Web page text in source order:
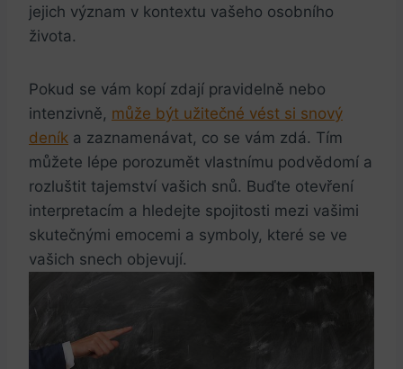
jejich význam v kontextu vašeho osobního
života.
Pokud se vám kopí zdají pravidelně nebo
intenzivně, může být užitečné vést si snový
deník a zaznamenávat, co se vám zdá. Tím
můžete lépe porozumět vlastnímu podvědomí a
rozluštit tajemství vašich snů. Buďte otevření
interpretacím a hledejte spojitosti mezi vašimi
skutečnými emocemi a symboly, které se ve
vašich snech objevují.